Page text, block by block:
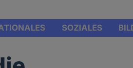
SOZIALES